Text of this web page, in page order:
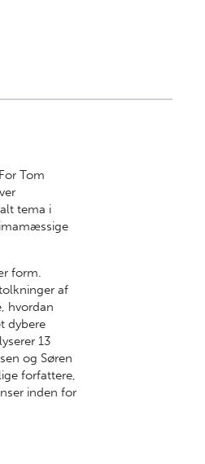
Tom
tema i
form.
af
hvordan
dybere
13
og Søren
forfattere,
inden for